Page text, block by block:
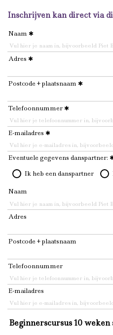
Inschrijven kan direct via
Naam
Adres
Postcode + plaatsnaam
Telefoonnummer
E-mailadres
Eventuele gegevens danspartner:
Ik heb een danspartner
Naam
Adres
Postcode + plaatsnaam
Telefoonnummer
E-mailadres
Beginnerscursus 10